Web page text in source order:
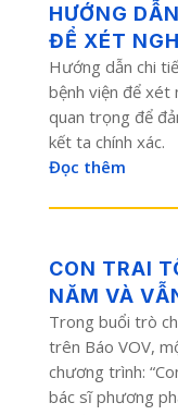
HƯỚNG
ĐỂ XÉT
Hướng dẫn chi
bệnh viện để xét
quan trọng để
kết ta chính xác.
Đọc thêm
CON TRAI
NĂM VÀ
Trong buổi trò
trên Báo VOV,
chương trình:
bác sĩ phương